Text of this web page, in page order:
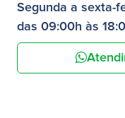
Segunda a sexta-
das 09:00h às